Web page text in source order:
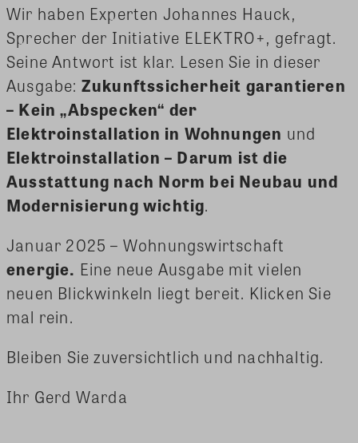
Wir haben Experten Johannes Hauck,
Sprecher der Initiative ELEKTRO+, gefragt.
Seine Antwort ist klar. Lesen Sie in dieser
Ausgabe: Zukunftssicherheit garantieren
– Kein „Abspecken“ der
Elektroinstallation in Wohnungen und
Elektroinstallation – Darum ist die
Ausstattung nach Norm bei Neubau und
Modernisierung wichtig.
Januar 2025 – Wohnungswirtschaft
energie. Eine neue Ausgabe mit vielen
neuen Blickwinkeln liegt bereit. Klicken Sie
mal rein.
Bleiben Sie zuversichtlich und nachhaltig.
Ihr Gerd Warda